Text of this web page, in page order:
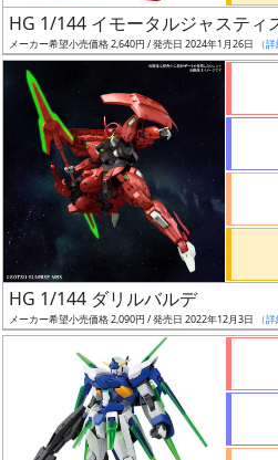
シ
リ
ー
ズ・
タ
HG 1/144 イモータルジャスティ
メーカー希望小売価格 2,640円 / 発売日 2024年1月26日 （
HG 1/144 ダリルバルデ
メーカー希望小売価格 2,090円 / 発売日 2022年12月3日 （